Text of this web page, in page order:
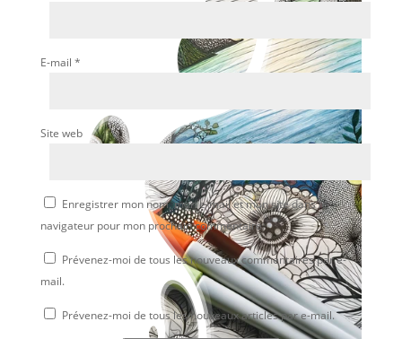
E-mail *
Site web
Enregistrer mon nom, mon e-mail et mon site dans le
navigateur pour mon prochain commentaire.
Prévenez-moi de tous les nouveaux commentaires par e-
mail.
Prévenez-moi de tous les nouveaux articles par e-mail.